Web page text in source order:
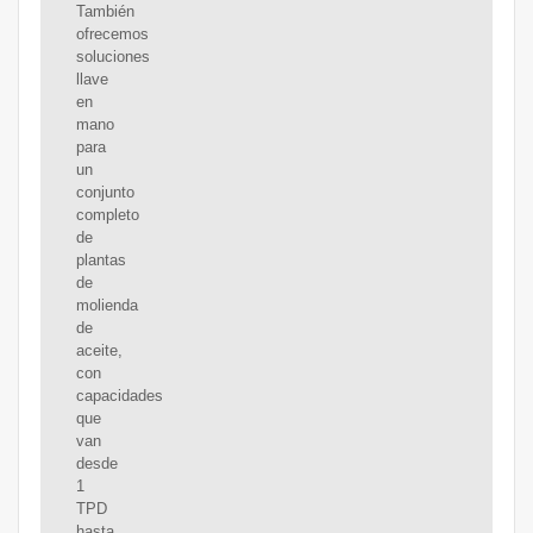
También
ofrecemos
soluciones
llave
en
mano
para
un
conjunto
completo
de
plantas
de
molienda
de
aceite,
con
capacidades
que
van
desde
1
TPD